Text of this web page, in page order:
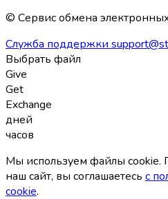
© Сервис обмена
Служба поддержки
Выбрать файл
Give
Get
Exchange
дней
часов
Мы используем файлы coоkie.
наш сайт, вы соглашаетесь с
coоkie.